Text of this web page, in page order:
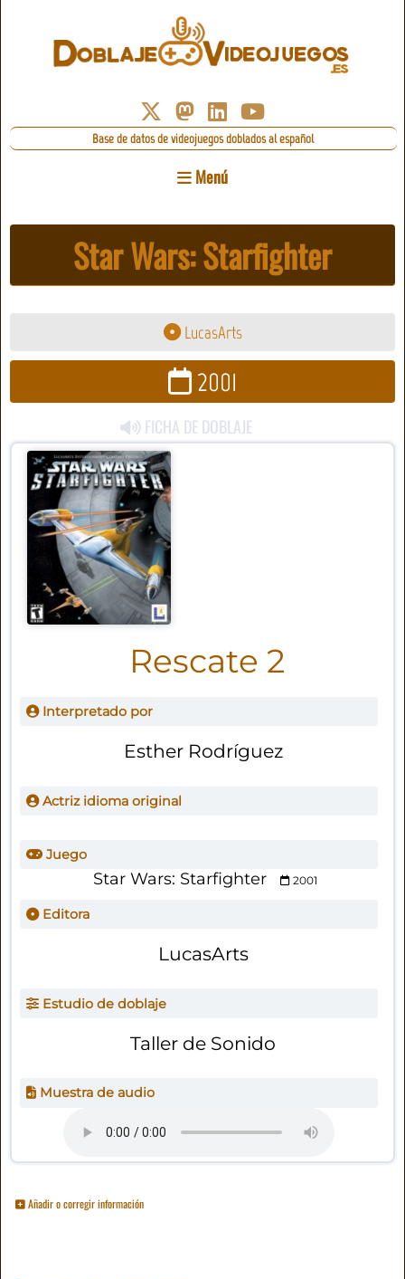
Base de datos de videojuegos doblados al español
Menú
Star Wars: Starfighter
LucasArts
2001
FICHA DE DOBLAJE
Rescate 2
Interpretado por
Esther Rodríguez
Actriz idioma original
Juego
Star Wars: Starfighter 2001
Editora
LucasArts
Estudio de doblaje
Taller de Sonido
Muestra de audio
Añadir o corregir información